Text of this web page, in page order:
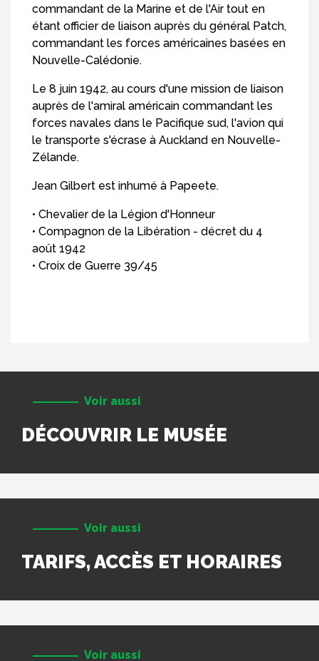
commandant de la Marine et de l'Air tout en
étant officier de liaison auprès du général Patch,
commandant les forces américaines basées en
Nouvelle-Calédonie.
Le 8 juin 1942, au cours d'une mission de liaison
auprès de l'amiral américain commandant les
forces navales dans le Pacifique sud, l'avion qui
le transporte s'écrase à Auckland en Nouvelle-
Zélande.
Jean Gilbert est inhumé à Papeete.
• Chevalier de la Légion d'Honneur
• Compagnon de la Libération - décret du 4
août 1942
• Croix de Guerre 39/45
Voir aussi
DÉCOUVRIR LE MUSÉE
Voir aussi
TARIFS, ACCÈS ET HORAIRES
Voir aussi